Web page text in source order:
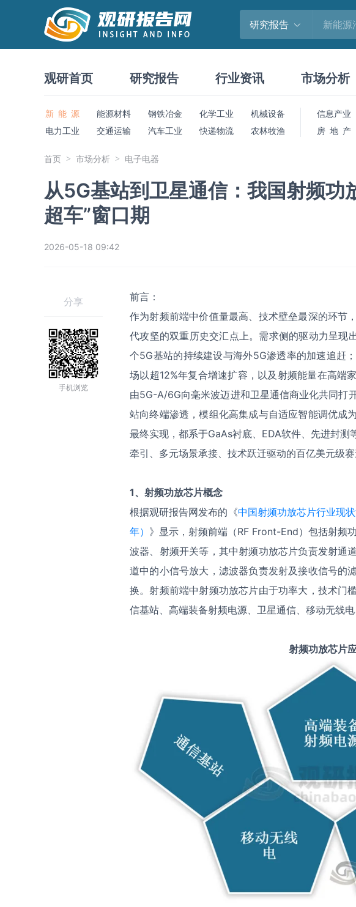
研究报告
观研首页 研究报告 行业资讯 市场分析
新 能 源 能源材料 钢铁冶金 化学工业
机械设备
电力工业
交通运输 汽车工业 快递物流 农林牧渔
信息产业
房 地 产
首页 市场分析 电子电器
从5G基站到卫星通信：我国射频功
超车”窗口期
2026-05-18 09:42
分享
手机浏览
前言：
作为射频前端中价值量最高、技术壁垒最深的环节
代攻坚的双重历史交汇点上。需求侧的驱动力呈
个5G基站的持续建设与海外5G渗透率的加速追赶
场以超12%年复合增速扩容，以及射频能量在高端
由5G-A/6G向毫米波迈进和卫星通信商业化共同打
站向终端渗透，模组化高集成与自适应智能调优成
最终实现，都系于GaAs衬底、EDA软件、先进封
牵引、多元场景承接、技术跃迁驱动的百亿美元级赛
1、射频功放芯片概念
根据观研报告网发布的《中国射频功放芯片行业现
年） 》显示，射频前端（RF Front-End）包括射频
波器、射频开关等，其中射频功放芯片负责发射通
道中的小信号放大，滤波器负责发射及接收信号的
换。射频前端中射频功放芯片由于功率大，技术门
信基站、高端装备射频电源、卫星通信、移动无线电
射频功放芯片